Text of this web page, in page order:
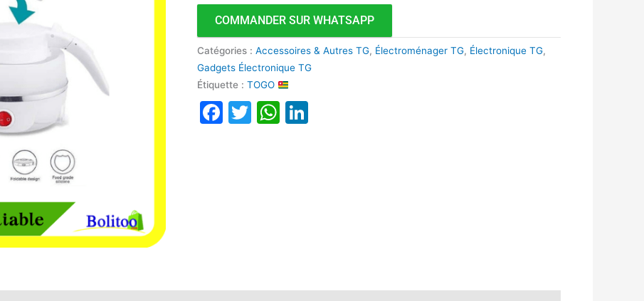
COMMANDER SUR WHATSAPP
Catégories :Accessoires & Autres TG, Électroménager TG, Électronique TG,
Gadgets Électronique TG
Étiquette :TOGO
Facebook
TwitterWhatsApp